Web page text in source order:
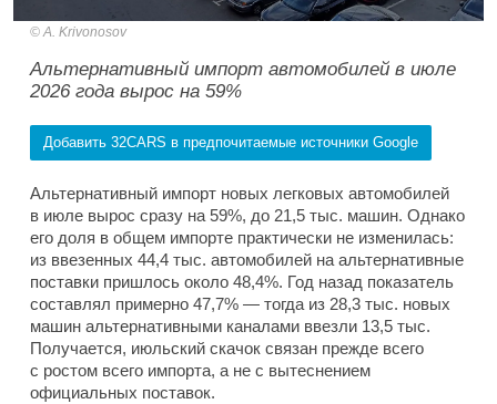
A. Krivonosov
Альтернативный импорт автомобилей в июле
2026 года вырос на 59%
Добавить 32CARS в предпочитаемые источники Google
Альтернативный импорт новых легковых автомобилей
в июле вырос сразу на 59%, до 21,5 тыс. машин. Однако
его доля в общем импорте практически не изменилась:
из ввезенных 44,4 тыс. автомобилей на альтернативные
поставки пришлось около 48,4%. Год назад показатель
составлял примерно 47,7% — тогда из 28,3 тыс. новых
машин альтернативными каналами ввезли 13,5 тыс.
Получается, июльский скачок связан прежде всего
с ростом всего импорта, а не с вытеснением
официальных поставок.